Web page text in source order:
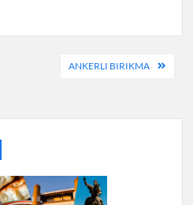
ANKERLI BIRIKMA